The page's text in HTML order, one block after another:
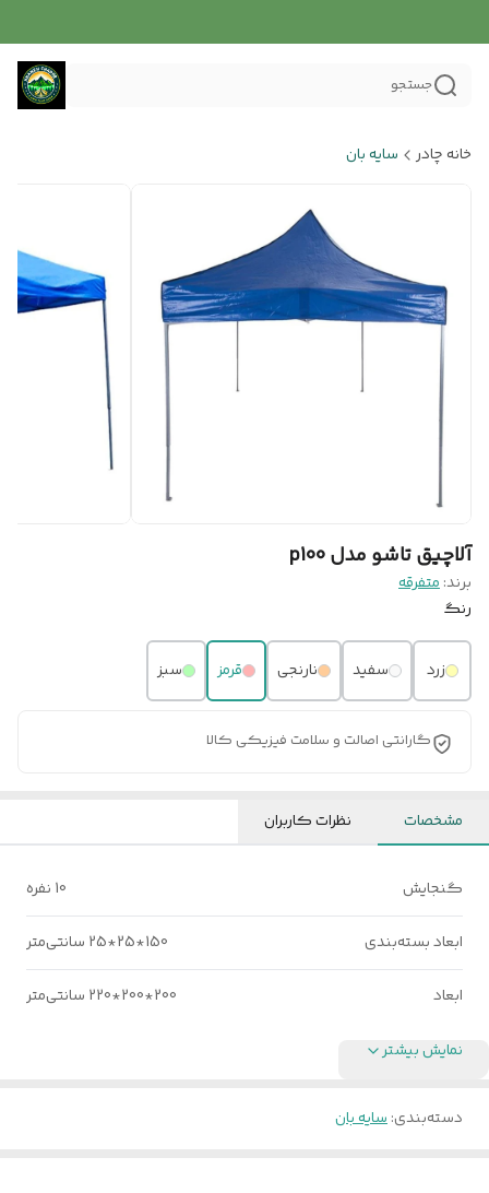
جستجو
خانه چادر سایه بان
آلاچیق تاشو مدل p100
برند:متفرقه
رنگ
زرد سفید نارنجی قرمز سبز
گارانتی اصالت و سلامت فیزیکی کالا
مشخصات نظرات کاربران
گنجایش 10 نفره
ابعاد بسته‌بندی 150*25*25 سانتی‌متر
ابعاد 200*200*220 سانتی‌متر
نمایش بیشتر
دسته‌بندی:سایه بان